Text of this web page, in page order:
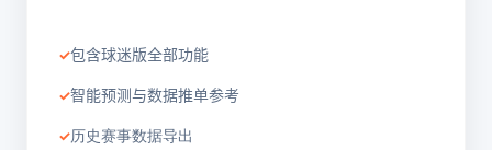
包含球迷版全部功能
智能预测与数据推单参考
历史赛事数据导出